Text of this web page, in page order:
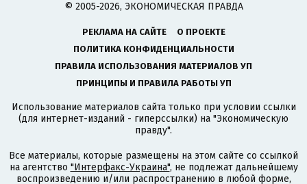
© 2005-2026, ЭКОНОМИЧЕСКАЯ ПРАВДА
РЕКЛАМА НА САЙТЕ
О ПРОЕКТЕ
ПОЛИТИКА КОНФИДЕНЦИАЛЬНОСТИ
ПРАВИЛА ИСПОЛЬЗОВАНИЯ МАТЕРИАЛОВ УП
ПРИНЦИПЫ И ПРАВИЛА РАБОТЫ УП
Использование материалов сайта только при условии ссылки
(для интернет-изданий - гиперссылки) на "Экономическую
правду".
Все материалы, которые размещены на этом сайте со ссылкой
на агентство "Интерфакс-Украина", не подлежат дальнейшему
воспроизведению и/или распространению в любой форме,